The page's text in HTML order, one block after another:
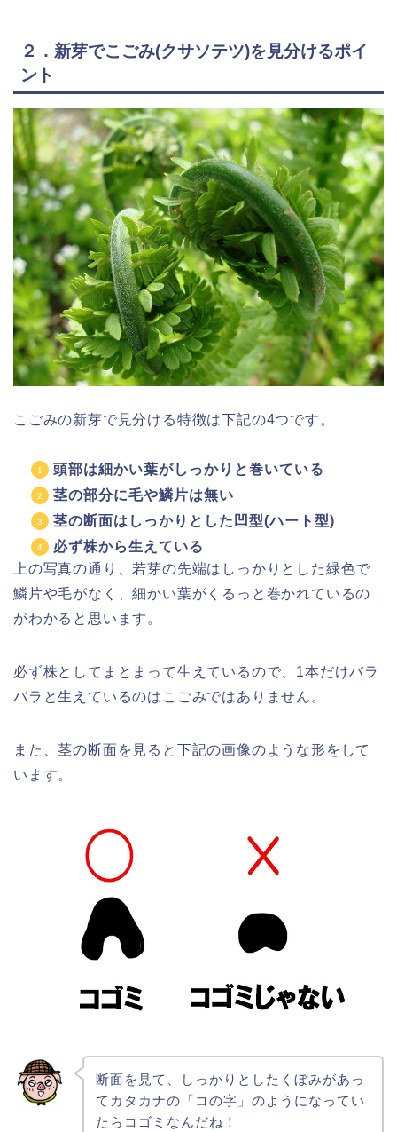
２．新芽でこごみ(クサソテツ)を見分けるポイ
ント
こごみの新芽で見分ける特徴は下記の4つです。
頭部は細かい葉がしっかりと巻いている
茎の部分に毛や鱗片は無い
茎の断面はしっかりとした凹型(ハート型)
必ず株から生えている
上の写真の通り、若芽の先端はしっかりとした緑色で
鱗片や毛がなく、細かい葉がくるっと巻かれているの
がわかると思います。
必ず株としてまとまって生えているので、1本だけバラ
バラと生えているのはこごみではありません。
また、茎の断面を見ると下記の画像のような形をして
います。
断面を見て、しっかりとしたくぼみがあっ
てカタカナの「コの字」のようになってい
たらコゴミなんだね！